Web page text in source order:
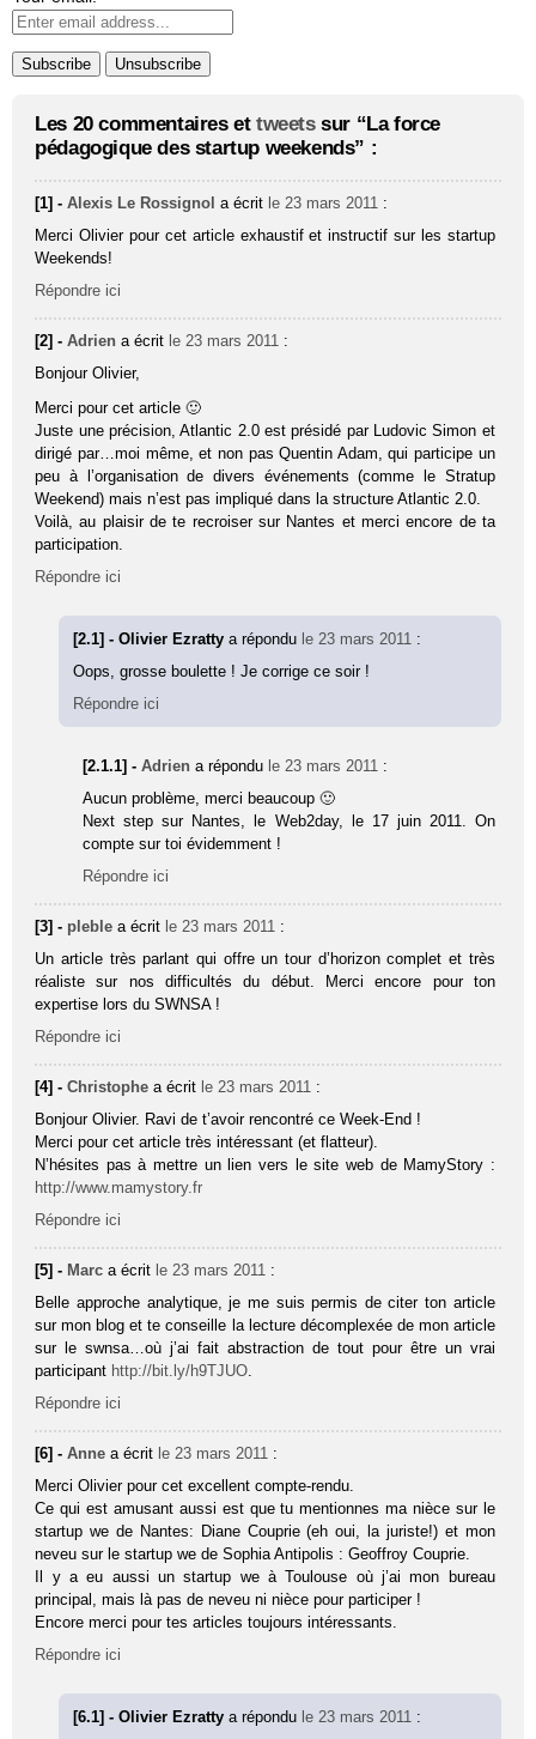
Les 20 commentaires et tweetssur “La force
pédagogique des startup weekends” :
[1] -Alexis Le Rossignol a écrit le 23 mars 2011 :
Merci Olivier pour cet article exhaustif et instructif sur les startup
Weekends!
Répondre ici
[2] -Adrien a écrit le 23 mars 2011 :
Bonjour Olivier,
Merci pour cet article 🙂
Juste une précision, Atlantic 2.0 est présidé par Ludovic Simon et
dirigé par…moi même, et non pas Quentin Adam, qui participe un
peu à l’organisation de divers événements (comme le Stratup
Weekend) mais n’est pas impliqué dans la structure Atlantic 2.0.
Voilà, au plaisir de te recroiser sur Nantes et merci encore de ta
participation.
Répondre ici
[2.1] - Olivier Ezrattya répondu le 23 mars 2011 :
Oops, grosse boulette ! Je corrige ce soir !
Répondre ici
[2.1.1] -Adrien a répondu le 23 mars 2011 :
Aucun problème, merci beaucoup 🙂
Next step sur Nantes, le Web2day, le 17 juin 2011. On
compte sur toi évidemment !
Répondre ici
[3] - pleble a écrit le 23 mars 2011 :
Un article très parlant qui offre un tour d’horizon complet et très
réaliste sur nos difficultés du début. Merci encore pour ton
expertise lors du SWNSA !
Répondre ici
[4] -Christophe a écrit le 23 mars 2011 :
Bonjour Olivier. Ravi de t’avoir rencontré ce Week-End !
Merci pour cet article très intéressant (et flatteur).
N’hésites pas à mettre un lien vers le site web de MamyStory :
http://www.mamystory.fr
Répondre ici
[5] - Marc a écrit le 23 mars 2011 :
Belle approche analytique, je me suis permis de citer ton article
sur mon blog et te conseille la lecture décomplexée de mon article
sur le swnsa…où j’ai fait abstraction de tout pour être un vrai
participant http://bit.ly/h9TJUO.
Répondre ici
[6] -Anne a écrit le 23 mars 2011 :
Merci Olivier pour cet excellent compte-rendu.
Ce qui est amusant aussi est que tu mentionnes ma nièce sur le
startup we de Nantes: Diane Couprie (eh oui, la juriste!) et mon
neveu sur le startup we de Sophia Antipolis : Geoffroy Couprie.
Il y a eu aussi un startup we à Toulouse où j’ai mon bureau
principal, mais là pas de neveu ni nièce pour participer !
Encore merci pour tes articles toujours intéressants.
Répondre ici
[6.1] - Olivier Ezrattya répondu le 23 mars 2011 :